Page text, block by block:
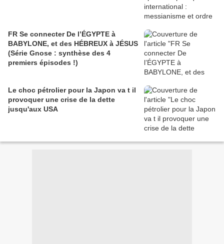
FR Se connecter De l’ÉGYPTE à
BABYLONE, et des HÉBREUX à JÉSUS
(Série Gnose : synthèse des 4
premiers épisodes !)
Le choc pétrolier pour la Japon va t il
provoquer une crise de la dette
jusqu'aux USA